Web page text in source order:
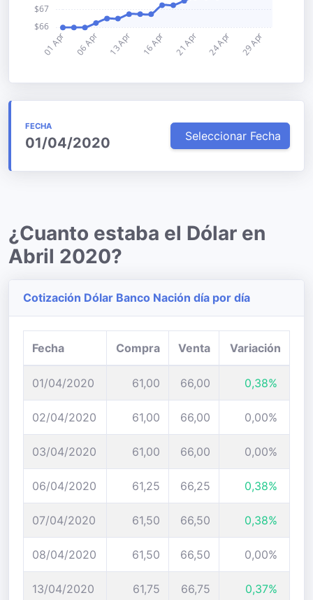
FECHA
01/04/2020 Seleccionar Fecha
¿Cuanto estaba el Dólar en
Abril 2020?
Cotización Dólar Banco Nación día por día
Fecha Compra Venta Variación
01/04/2020 61,00 66,00 0,38%
02/04/2020 61,00 66,00 0,00%
03/04/2020 61,00 66,00 0,00%
06/04/2020 61,25 66,25 0,38%
07/04/2020 61,50 66,50 0,38%
08/04/2020 61,50 66,50 0,00%
13/04/2020 61,75 66,75 0,37%